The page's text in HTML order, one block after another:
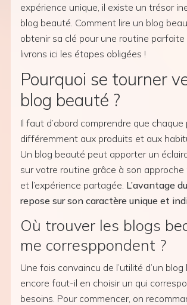
expérience unique, il existe un trésor
blog beauté. Comment lire un blog
obtenir sa clé pour une routine parfaite
livrons ici les étapes obligées !
Pourquoi se tourner
blog beauté ?
Il faut d’abord comprendre que
différemment aux produits et aux
Un blog beauté peut apporter un
sur votre routine grâce à son approche
et l’expérience partagée. L’avantage
repose sur son caractère unique et
Où trouver les blogs
me corresppondent ?
Une fois convaincu de l’utilité d’un blog
encore faut-il en choisir un qui
besoins. Pour commencer, on